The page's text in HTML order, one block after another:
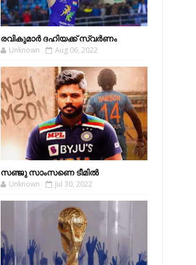
രവികുമാര്‍ ദഹിയക്ക് സ്വര്‍ണം
Unknown Aug 06, 2022
സഞ്ജു സാംസണെ ടീമില്‍
Unknown Jul 30, 2022